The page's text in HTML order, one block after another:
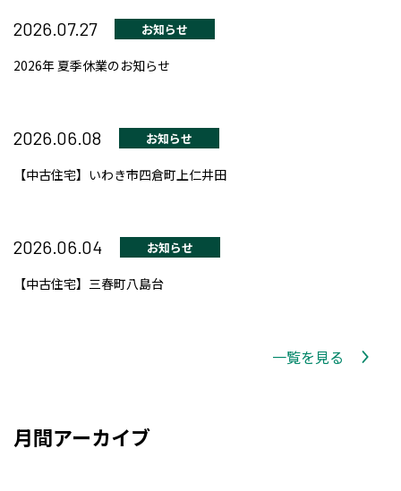
2026.07.27 お知らせ
2026年 夏季休業のお知らせ
2026.06.08 お知らせ
【中古住宅】いわき市四倉町上仁井田
2026.06.04 お知らせ
【中古住宅】三春町八島台
一覧を見る
月間アーカイブ